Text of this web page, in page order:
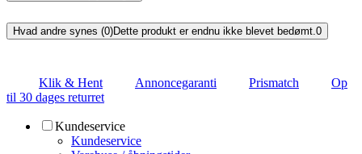
Hvad andre synes (0)Dette produkt er endnu ikke blevet bedømt. 0
Klik & Hent Annoncegaranti Prismatch
Op
til 30 dages returret
Kundeservice
Kundeservice